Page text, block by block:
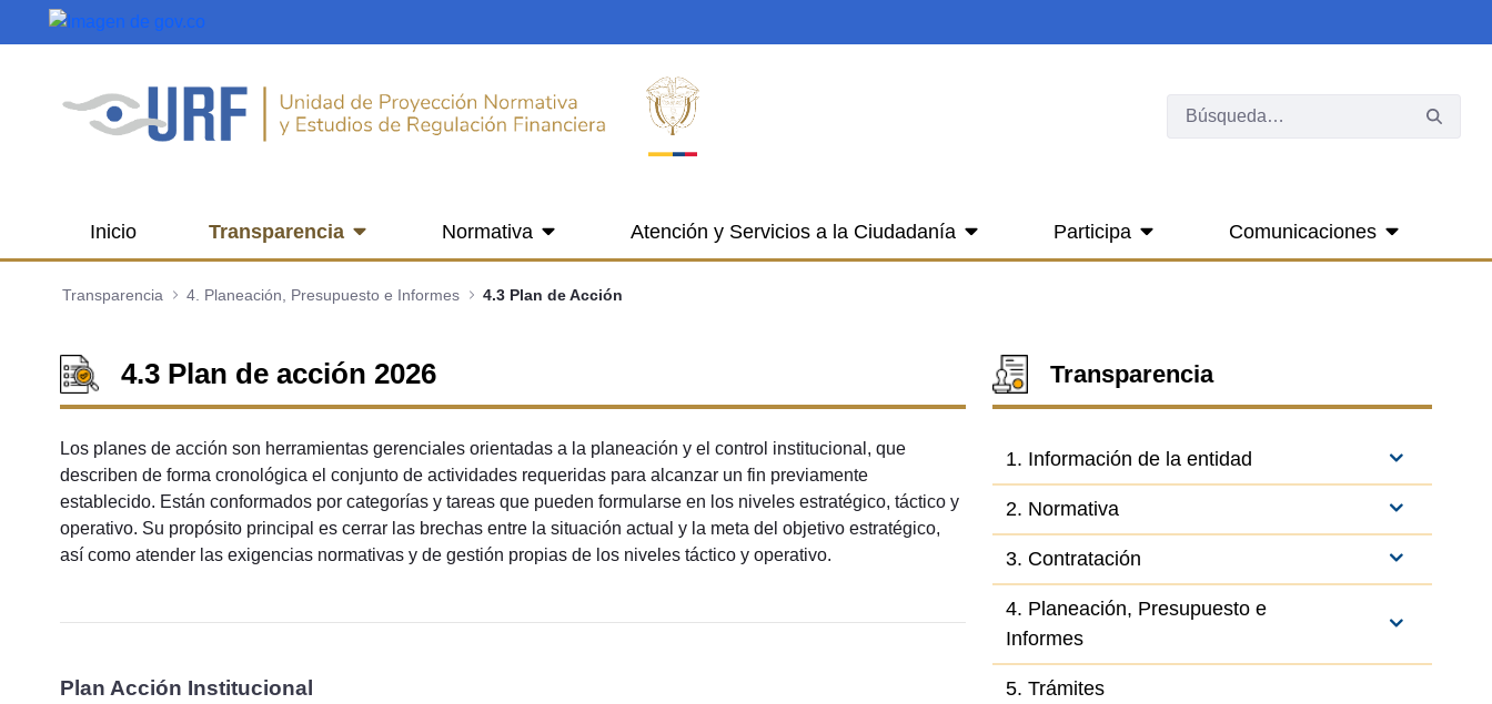
Saltar al contenido principal
Inicio Transparencia Normativa Atención y Servicios a la Ciudadanía Participa Comunicaciones
Transparencia 4. Planeación, Presupuesto e Informes 4.3 Plan de Acción
4.3 Plan de acción 2026
Los planes de acción son herramientas gerenciales orientadas a la planeación y el control institucional, que
describen de forma cronológica el conjunto de actividades requeridas para alcanzar un fin previamente
establecido. Están conformados por categorías y tareas que pueden formularse en los niveles estratégico, táctico y
operativo. Su propósito principal es cerrar las brechas entre la situación actual y la meta del objetivo estratégico,
así como atender las exigencias normativas y de gestión propias de los niveles táctico y operativo.
Plan Acción Institucional
Transparencia
1. Información de la entidad
2. Normativa
3. Contratación
4. Planeación, Presupuesto e
Informes
5. Trámites